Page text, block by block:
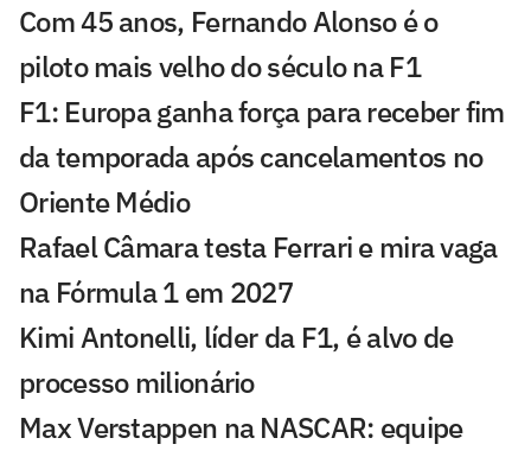
Com 45 anos, Fernando Alonso é o
piloto mais velho do século na F1
F1: Europa ganha força para receber fim
da temporada após cancelamentos no
Oriente Médio
Rafael Câmara testa Ferrari e mira vaga
na Fórmula 1 em 2027
Kimi Antonelli, líder da F1, é alvo de
processo milionário
Max Verstappen na NASCAR: equipe